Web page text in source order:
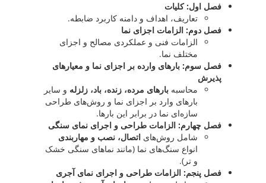
فصل اول: کلیات
تعاریف، اهداف و دامنه کاربرد ضابطه.
فصل دوم: الزامات اجزای نما
الزامات فنی و عملکردی مصالح و اجزای
مختلف نما.
فصل سوم: بارهای وارده بر اجزای نما و معیارهای
پذیرش
محاسبه بارهای مرده، زنده، باد، زلزله و سایر
بارهای وارد بر اجزای نما و روش‌های طراحی
سازه‌ای نما در برابر این بارها.
فصل چهارم: الزامات طراحی و اجرای نمای سنگی
شامل روش‌های اتصال، نصب و مهاربندی
انواع سنگ‌های نما (مانند نماهای سنگی خشک
و تر).
فصل پنجم: الزامات طراحی و اجرای نمای آجری